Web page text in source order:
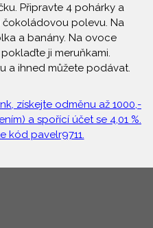
Připravte 4 pohárky a
polevu. Na
a banány. Na ovoce
ji meruňkami.
a ihned můžete podávat.
získejte odměnu až 1000,-
a spořící účet se 4,01 %.
kód pavelr9711.